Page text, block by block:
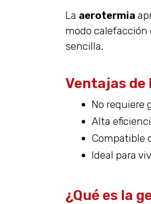
La aerotermia
modo
sencilla.
Ventajas
No requiere
Alta
Compatible
Ideal para
¿Qué es la